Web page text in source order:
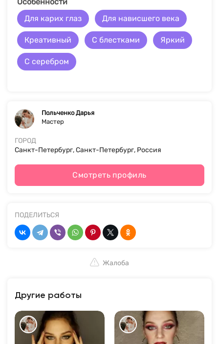
Для карих глаз
Для нависшего века
Креативный С блестками Яркий
С серебром
Польченко Дарья
Мастер
ГОРОД
Санкт-Петербург, Санкт-Петербург, Россия
Смотреть профиль
ПОДЕЛИТЬСЯ
Жалоба
Другие работы